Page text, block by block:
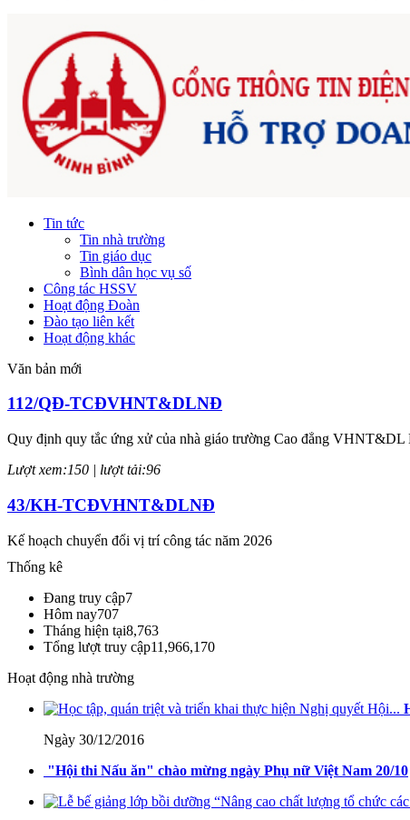
Tin tức
Tin nhà trường
Tin giáo dục
Bình dân học vụ số
Công tác HSSV
Hoạt động Đoàn
Đào tạo liên kết
Hoạt động khác
Văn bản mới
112/QĐ-TCĐVHNT&DLNĐ
Quy định quy tắc ứng xử của nhà giáo trường Cao đẳng
Lượt xem:150 | lượt tải:96
43/KH-TCĐVHNT&DLNĐ
Kế hoạch chuyển đổi vị trí công tác năm 2026
Lượt xem:244 | lượt tải:143
238/2025/NĐ-CP
Quy định về chính sách học phí, miễn, giảm, hỗ trợ học phí, hỗ trợ
Lượt xem:347 | lượt tải:222
71-NQ/TW
Nghị quyết số 71-NQ/TWcủa Bộ Chính trị về đột phá phát triển giáo
Lượt xem:513 | lượt tải:0
08/2025/TT-BGDĐT
Thống kê
Đang truy cập7
Hôm nay707
Tháng hiện tại8,763
Tổng lượt truy cập11,966,170
Hoạt động nhà trường
Ngày 30/12/2016
"Hội thi Nấu ăn" chào mừng ngày Phụ nữ Việt Nam 20/10